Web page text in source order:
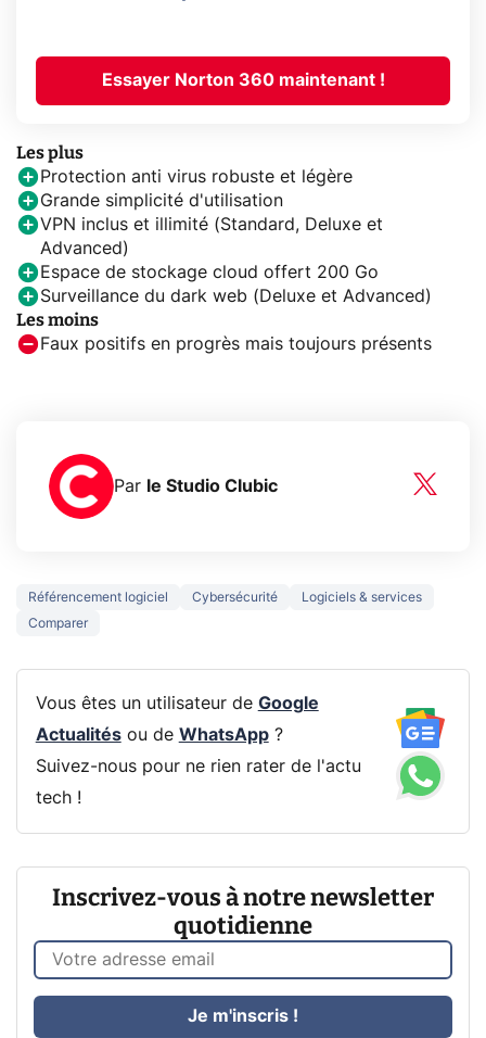
Essayer Norton 360 maintenant !
Les plus
Protection anti virus robuste et légère
Grande simplicité d'utilisation
VPN inclus et illimité (Standard, Deluxe et
Advanced)
Espace de stockage cloud offert 200 Go
Surveillance du dark web (Deluxe et Advanced)
Les moins
Faux positifs en progrès mais toujours présents
Par le Studio Clubic
Référencement logiciel Cybersécurité
Logiciels & services
Comparer
Vous êtes un utilisateur de Google
Actualitésou de WhatsApp?
Suivez-nous pour ne rien rater de l'actu
tech !
Inscrivez-vous à notre newsletter
quotidienne
Je m'inscris !